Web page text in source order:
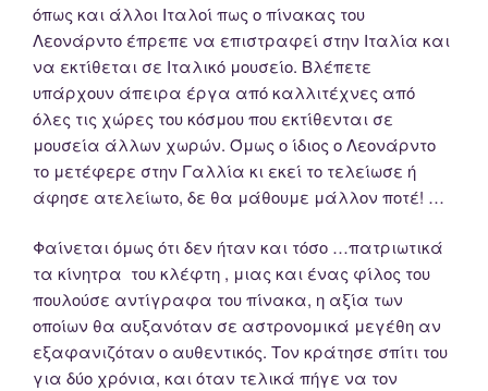
όπως και άλλοι Ιταλοί πως ο πίνακας του
Λεονάρντο έπρεπε να επιστραφεί στην Ιταλία και
να εκτίθεται σε Ιταλικό μουσείο. Βλέπετε
υπάρχουν άπειρα έργα από καλλιτέχνες από
όλες τις χώρες του κόσμου που εκτίθενται σε
μουσεία άλλων χωρών. Όμως ο ίδιος ο Λεονάρντο
το μετέφερε στην Γαλλία κι εκεί το τελείωσε ή
άφησε ατελείωτο, δε θα μάθουμε μάλλον ποτέ! …
Φαίνεται όμως ότι δεν ήταν και τόσο …πατριωτικά
τα κίνητρα του κλέφτη , μιας και ένας φίλος του
πουλούσε αντίγραφα του πίνακα, η αξία των
οποίων θα αυξανόταν σε αστρονομικά μεγέθη αν
εξαφανιζόταν ο αυθεντικός. Τον κράτησε σπίτι του
για δύο χρόνια, και όταν τελικά πήγε να τον